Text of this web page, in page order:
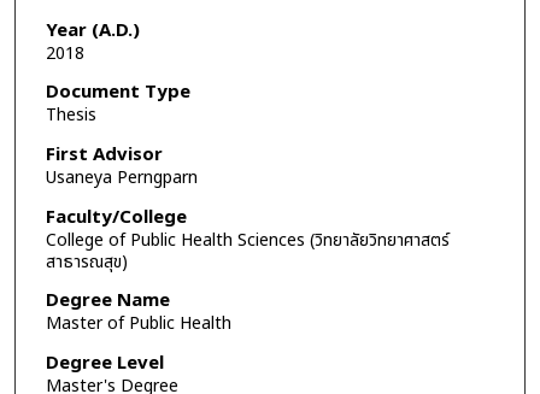
Year (A.D.)
2018
Document Type
Thesis
First Advisor
Usaneya Perngparn
Faculty/College
College of Public Health Sciences (วิทยาลัยวิทยาศาสตร์
สาธารณสุข)
Degree Name
Master of Public Health
Degree Level
Master's Degree